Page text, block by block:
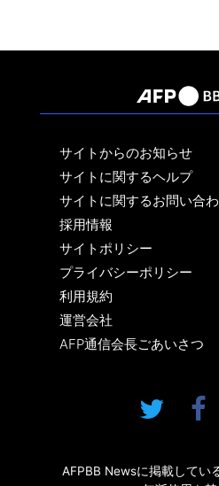
サイトからのお知らせ
サイトに関するヘルプ
サイトに関するお問い合
採用情報
サイトポリシー
プライバシーポリシー
利用規約
運営会社
AFP通信会長ごあいさつ
AFPBB Newsに掲載してい